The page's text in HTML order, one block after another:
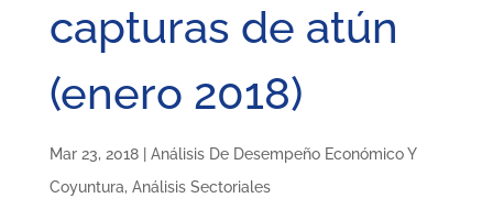
capturas de atún
(enero 2018)
Mar 23, 2018| Análisis De Desempeño Económico Y
Coyuntura, Análisis Sectoriales